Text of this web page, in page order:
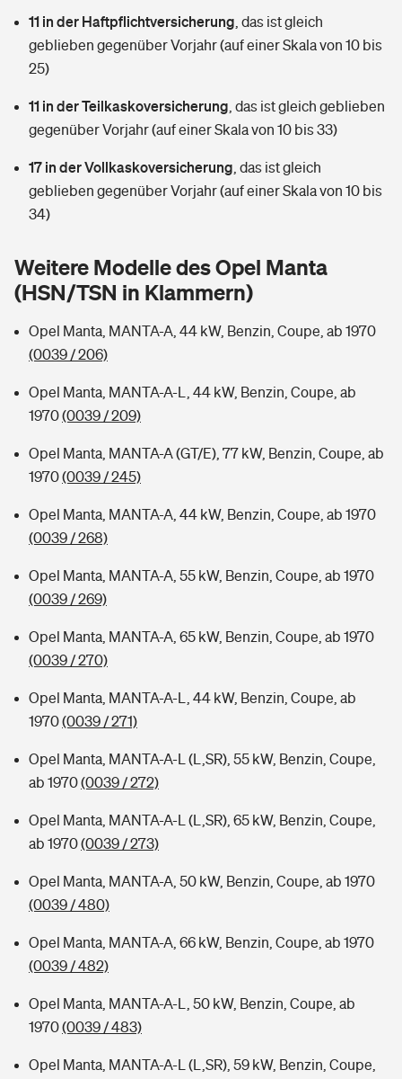
Wer versichert was: Jetzt Versicherer finden
Sie haben Fragen?
Mietkautionsversicherung
Restkreditversicherung
Tools
Hochwasser-Check: Wie gefährdet ist Ihr Haus?
Sie haben Fragen?
Kinderinvalidität
Hundehalter-Haftpflicht
Handyversicherung
Private Cyberversicherung
Zur Übersicht
Kinderunfall-Check: Mehr Sicherheit für deine Kids
Typklassen: So ist Ihr Auto eingestuft
Sie haben Fragen?
Tierkrankenversicherung
Zur Übersicht
Tools
Wer versichert was: Jetzt Versicherer finden
Rentenrechner: Wie viel Geld bekomme ich im Alter?
11 in der Haftpflichtversicherung das ist gleich
geblieben gegenüber Vorjahr (auf einer Skala von 10 bis
25)
11 in der Teilkaskoversicherung das ist gleich geblieben
gegenüber Vorjahr (auf einer Skala von 10 bis 33)
17 in der Vollkaskoversicherung das ist gleich
geblieben gegenüber Vorjahr (auf einer Skala von 10 bis
34)
Weitere Modelle des Opel Manta
(HSN/TSN in Klammern)
Opel Manta, MANTA-A, 44 kW, Benzin, Coupe, ab 1970
(0039 / 206)
Opel Manta, MANTA-A-L, 44 kW, Benzin, Coupe, ab
1970(0039 / 209)
Opel Manta, MANTA-A (GT/E), 77 kW, Benzin, Coupe, ab
1970(0039 / 245)
Opel Manta, MANTA-A, 44 kW, Benzin, Coupe, ab 1970
(0039 / 268)
Opel Manta, MANTA-A, 55 kW, Benzin, Coupe, ab 1970
(0039 / 269)
Opel Manta, MANTA-A, 65 kW, Benzin, Coupe, ab 1970
(0039 / 270)
Opel Manta, MANTA-A-L, 44 kW, Benzin, Coupe, ab
1970(0039 / 271)
Opel Manta, MANTA-A-L (L,SR), 55 kW, Benzin, Coupe,
ab 1970(0039 / 272)
Opel Manta, MANTA-A-L (L,SR), 65 kW, Benzin, Coupe,
ab 1970(0039 / 273)
Opel Manta, MANTA-A, 50 kW, Benzin, Coupe, ab 1970
(0039 / 480)
Opel Manta, MANTA-A, 66 kW, Benzin, Coupe, ab 1970
(0039 / 482)
Opel Manta, MANTA-A-L, 50 kW, Benzin, Coupe, ab
1970(0039 / 483)
Opel Manta, MANTA-A-L (L,SR), 59 kW, Benzin, Coupe,